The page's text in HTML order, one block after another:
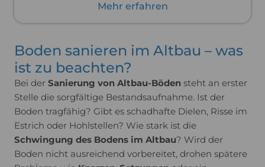
und hat Böden professionell verlegt. Dank dieser
praktischen Erfahrung kennt er die Materialien
dich passgenau und praxisnah beraten.
Mehr erfahren
Boden sanieren im Altbau – was
ist zu beachten?
Bei der Sanierung von Altbau-Böden steht an erster
Stelle die sorgfältige Bestandsaufnahme. Ist der
Boden tragfähig? Gibt es schadhafte Dielen, Risse im
Estrich oder Hohlstellen? Wie stark ist die
Schwingung des Bodens im Altbau? Wird der
Boden nicht ausreichend vorbereitet, drohen spätere